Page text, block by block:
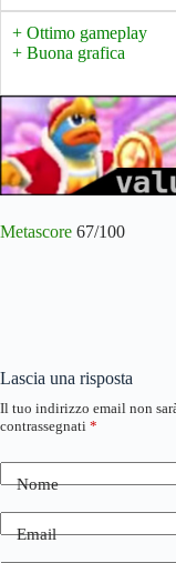
+ Ottimo gameplay
+ Buona grafica
Metascore 67/100
Lascia una risposta
Il tuo indirizzo email non
contrassegnati *
Nome
Email